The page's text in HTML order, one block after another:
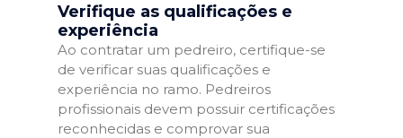
Verifique as qualificações e
experiência
Ao contratar um pedreiro, certifique-se
de verificar suas qualificações e
experiência no ramo. Pedreiros
profissionais devem possuir certificações
reconhecidas e comprovar sua